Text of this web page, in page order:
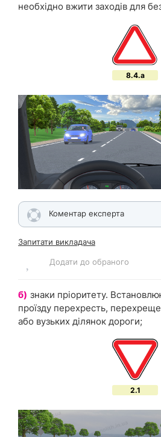
необхідно вжити заходів для
8.4.a
Коментар експерта
Запитати викладача
Додати до обраного
б) знаки пріоритету.
проїзду перехресть,
або вузьких ділянок дороги;
2.1